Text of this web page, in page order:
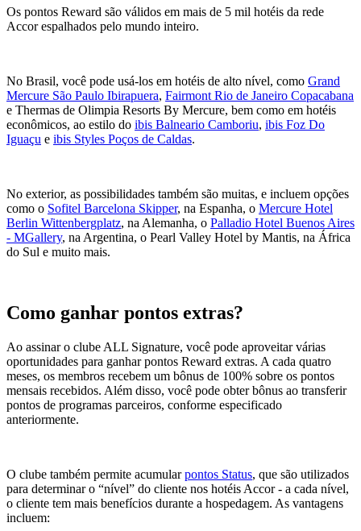
Os pontos Reward são válidos em mais de 5 mil hotéis da rede
Accor espalhados pelo mundo inteiro.
No Brasil, você pode usá-los em hotéis de alto nível, como Grand
Mercure São Paulo Ibirapuera, Fairmont Rio de Janeiro Copacabana
e Thermas de Olimpia Resorts By Mercure, bem como em hotéis
econômicos, ao estilo do ibis Balneario Camboriu, ibis Foz Do
Iguaçu e ibis Styles Poços de Caldas.
No exterior, as possibilidades também são muitas, e incluem opções
como o Sofitel Barcelona Skipper, na Espanha, o Mercure Hotel
Berlin Wittenbergplatz, na Alemanha, o Palladio Hotel Buenos Aires
- MGallery, na Argentina, o Pearl Valley Hotel by Mantis, na África
do Sul e muito mais.
Como ganhar pontos extras?
Ao assinar o clube ALL Signature, você pode aproveitar várias
oportunidades para ganhar pontos Reward extras. A cada quatro
meses, os membros recebem um bônus de 100% sobre os pontos
mensais recebidos. Além disso, você pode obter bônus ao transferir
pontos de programas parceiros, conforme especificado
anteriormente.
O clube também permite acumularpontos Status, que são utilizados
para determinar o “nível” do cliente nos hotéis Accor - a cada nível,
o cliente tem mais benefícios durante a hospedagem. As vantagens
incluem: